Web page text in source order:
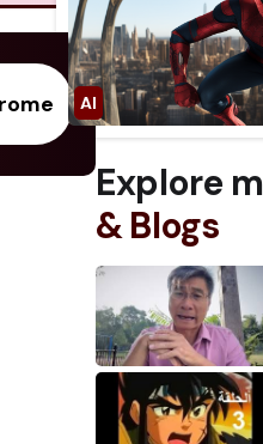
Explore
& Blogs